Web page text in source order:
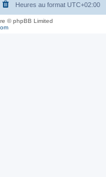
Heures au format UTC+02:00
© phpBB Limited